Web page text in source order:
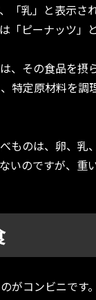
「乳」と表示さ
「ピーナッツ」
、その食品を
特定原材料を調
ものは、卵、
いのですが、重
がコンビニです